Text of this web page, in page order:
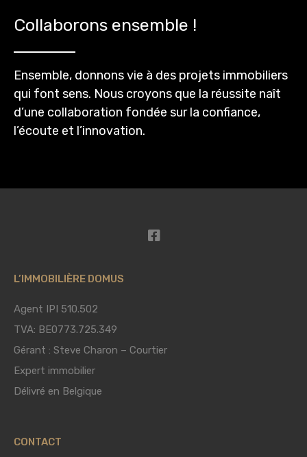
Collaborons ensemble !
Ensemble, donnons vie à des projets immobiliers
qui font sens. Nous croyons que la réussite naît
d’une collaboration fondée sur la confiance,
l’écoute et l’innovation.
L’IMMOBILIÈRE DOMUS
Agent IPI 510.502
TVA: BE0773.725.349
Gérant : Steve Charon – Courtier
Expert immobilier
Délivré en Belgique
CONTACT